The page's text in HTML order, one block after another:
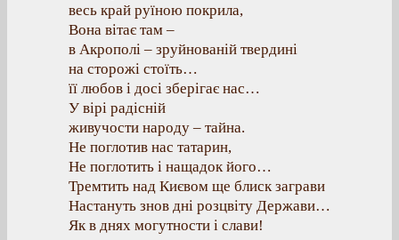
весь край руїною покрила,
Вона вітає там –
в Акрополі – зруйнованій твердині
на сторожі стоїть…
її любов і досі зберігає нас…
У вірі радісній
живучости народу – тайна.
Не поглотив нас татарин,
Не поглотить і нащадок його…
Тремтить над Києвом ще блиск заграви
Настануть знов дні розцвіту Держави…
Як в днях могутности і слави!